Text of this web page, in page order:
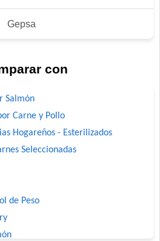
Gepsa
con
Salmón
Carne y Pollo
Hogareños - Esterilizados
Seleccionadas
de Peso